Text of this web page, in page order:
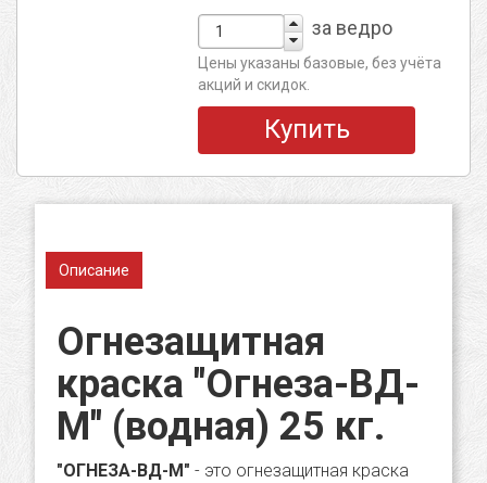
за ведро
Цены указаны базовые, без учёта
акций и скидок.
Купить
Описание
Огнезащитная
краска "Огнеза-ВД-
М" (водная) 25 кг.
"ОГНЕЗА-ВД-М" - это огнезащитная краска